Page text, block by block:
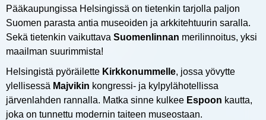
Pääkaupungissa Helsingissä on tietenkin tarjolla paljon
Suomen parasta antia museoiden ja arkkitehtuurin saralla.
Sekä tietenkin vaikuttava Suomenlinnan merilinnoitus, yksi
maailman suurimmista!
Helsingistä pyöräilette Kirkkonummelle, jossa yövytte
ylellisessä Majvikin kongressi- ja kylpylähotellissa
järvenlahden rannalla. Matka sinne kulkee Espoon kautta,
joka on tunnettu modernin taiteen museostaan.